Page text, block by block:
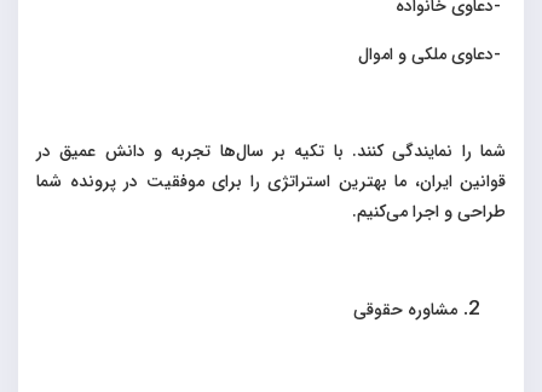
-دعاوی خانواده
-دعاوی ملکی و اموال
شما را نمایندگی کنند. با تکیه بر سال‌ها تجربه و دانش عمیق در
قوانین ایران، ما بهترین استراتژی را برای موفقیت در پرونده شما
طراحی و اجرا می‌کنیم.
مشاوره حقوقی